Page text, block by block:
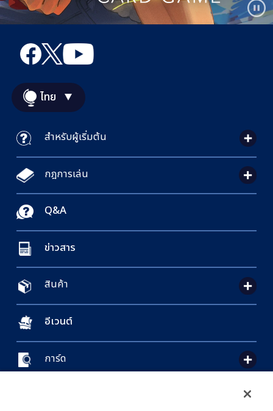
ไทย
สำหรับผู้เริ่มต้น
กฎการเล่น
Q&A
ข่าวสาร
สินค้า
อีเวนต์
การ์ด
GLOBAL ENTRANCE